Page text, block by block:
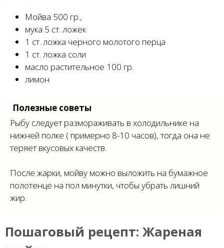
Мойва 500 гр.,
мука 5 ст. ложек
1 ст. ложка черного молотого перца
1 ст. ложка соли
масло растительное 100 гр.
лимон
Полезные советы
Рыбу следует размораживать в холодильнике на
нижней полке ( примерно 8-10 часов), тогда она не
теряет вкусовых качеств.
После жарки, мойву можно выложить на бумажное
полотенце на пол минутки, чтобы убрать лишний
жир.
Пошаговый рецепт: Жареная